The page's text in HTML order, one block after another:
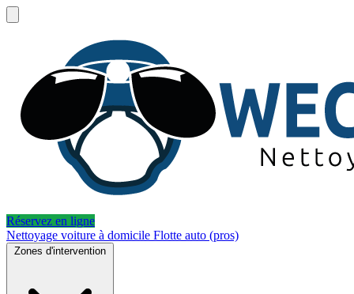
Réservez en ligne
Nettoyage voiture à domicile Flotte auto (pros)
Zones d'intervention